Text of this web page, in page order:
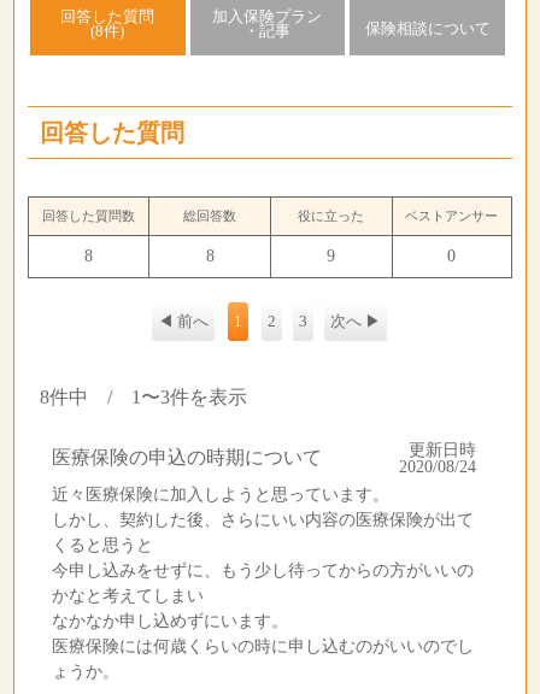
回答した質問
(8件)
加入保険プラン
・記事
保険相談について
回答した質問
回答した質問数 総回答数 役に立った ベストアンサー
8 8 9 0
◀ 前へ 1 2 3 次へ ▶
8件中 / 1〜3件を表示
医療保険の申込の時期について
更新日時
2020/08/24
近々医療保険に加入しようと思っています。
しかし、契約した後、さらにいい内容の医療保険が出て
くると思うと
今申し込みをせずに、もう少し待ってからの方がいいの
かなと考えてしまい
なかなか申し込めずにいます。
医療保険には何歳くらいの時に申し込むのがいいのでし
ょうか。